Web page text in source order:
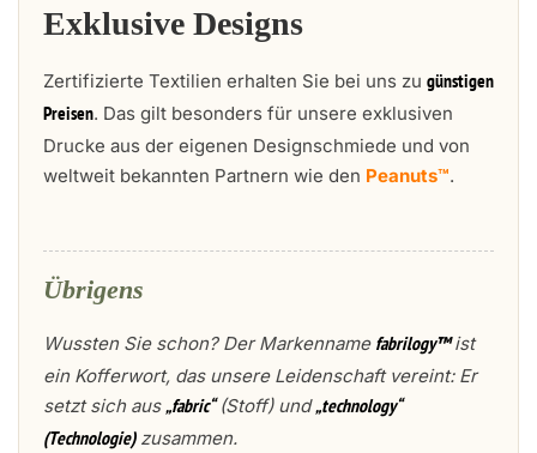
Exklusive Designs
Zertifizierte Textilien erhalten Sie bei uns zu günstigen
Preisen. Das gilt besonders für unsere exklusiven
Drucke aus der eigenen Designschmiede und von
weltweit bekannten Partnern wie den Peanuts™.
Übrigens
Wussten Sie schon? Der Markenname fabrilogy™ist
ein Kofferwort, das unsere Leidenschaft vereint: Er
setzt sich aus„fabric“(Stoff) und„technology“
(Technologie)zusammen.